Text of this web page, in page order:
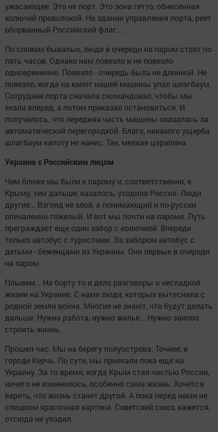
ужасающее. Это не порт. Это зона гетто, обнесенная
колючей проволокой. На здании управления порта, реет
оборванный Российский флаг....
По словам бывалых, люди в очереди на паром стоят по
пять часов. Однако нам повезло и не повезло
одновременно. Повезло - очередь была не длинной. Не
повезло, когда на капот нашей машины упал шлагбаум.
Сотрудник порта сначала скомандовал, чтобы мы
ехали вперед, а потом приказал остановиться. И
получилось, что передняя часть машины оказалась за
автоматической перегородкой. Благо, никакого ущерба
шлагбаум капоту не нанес. Так, мелкая царапина.
Украина с Российским лицом
Чем ближе мы были к парому и, соответственно, к
Крыму, тем дальше, казалось, уходила Россия. Люди
другие... Взгляд не злой, а понимающий и по-русски
опечаленно-тяжелый. И вот мы почти на пароме. Путь
преграждает еще один забор с колючкой. Впереди
только автобус с туристами. За забором автобус с
детьми - беженцами из Украины. Они первые в очереди
на паром.
Плывем... На борту то и дело разговоры о несладкой
жизни на Украине. С нами люди, которых вытеснила с
родной земли война. Многие не знают, что будут делать
дальше. Нужна работа, нужно жилье... Нужно заново
строить жизнь.
Прошел час. Мы на берегу полуострова. Точнее, в
городе Керчь. По сути, мы приехали пока еще на
Украину. За то время, когда Крым стал частью России,
ничего не изменилось, особенно сама жизнь. Хочется
верить, что жизнь станет другой. А пока перед нами не
слишком красочная картина. Советский союз, кажется,
отсюда не уходил.